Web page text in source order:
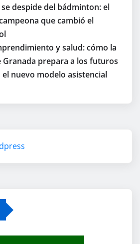
despide del bádminton: el
que cambió el
y salud: cómo la
Granada prepara a los futuros
nuevo modelo asistencial